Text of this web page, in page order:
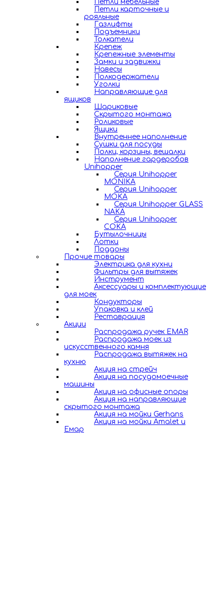
Петли мебельные
Петли карточные и
рояльные
Газлифты
Подъемники
Толкатели
Крепеж
Крепежные элементы
Замки и задвижки
Навесы
Полкодержатели
Уголки
Направляющие для
ящиков
Шариковые
Скрытого монтажа
Роликовые
Ящики
Внутреннее наполнение
Сушки для посуды
Полки, корзины, вешалки
Наполнение гардеробов
Unihopper
Серия Unihopper
MONIKA
Серия Unihopper
MOKA
Серия Unihopper GLASS
NAKA
Серия Unihopper
COKA
Бутылочницы
Лотки
Поддоны
Прочие товары
Электрика для кухни
Фильтры для вытяжек
Инструмент
Аксессуары и комплектующие
для моек
Кондукторы
Упаковка и клей
Реставрация
Акции
Распродажа ручек EMAR
Распродажа моек из
искусственного камня
Распродажа вытяжек на
кухню
Акция на стрейч
Акция на посудомоечные
машины
Акция на офисные опоры
Акция на направляющие
скрытого монтажа
Акция на мойки Gerhans
Акция на мойки Amalet и
Емар